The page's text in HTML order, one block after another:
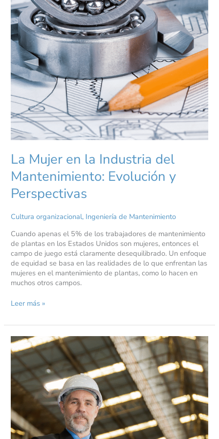
La Mujer en la Industria del
Mantenimiento: Evolución y
Perspectivas
Cultura organizacional, Ingeniería de Mantenimiento
Cuando apenas el 5% de los trabajadores de mantenimiento
de plantas en los Estados Unidos son mujeres, entonces el
campo de juego está claramente desequilibrado. Un enfoque
de equidad se basa en las realidades de lo que enfrentan las
mujeres en el mantenimiento de plantas, como lo hacen en
muchos otros campos.
Leer más »
Liderazgo
ejemplar
en
mantenimiento:
la
columna
vertebral
de
las
operaciones